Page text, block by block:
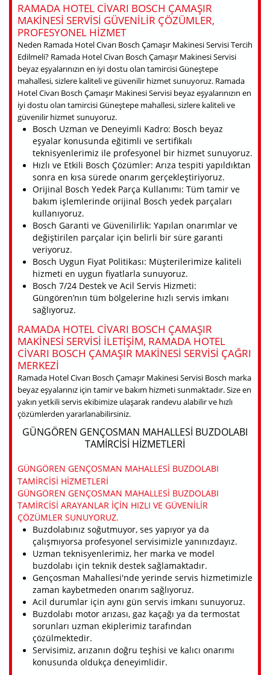
RAMADA HOTEL CIVARI BOSCH ÇAMAŞIR
MAKINESI SERVISI GÜVENILIR ÇÖZÜMLER,
PROFESYONEL HIZMET
Neden Ramada Hotel Civarı Bosch Çamaşır Makinesi Servisi Tercih
Edilmeli? Ramada Hotel Civarı Bosch Çamaşır Makinesi Servisi
beyaz eşyalarınızın en iyi dostu olan tamircisi Güneştepe
mahallesi, sizlere kaliteli ve güvenilir hizmet sunuyoruz. Ramada
Hotel Civarı Bosch Çamaşır Makinesi Servisi beyaz eşyalarınızın en
iyi dostu olan tamircisi Güneştepe mahallesi, sizlere kaliteli ve
güvenilir hizmet sunuyoruz.
Bosch Uzman ve Deneyimli Kadro: Bosch beyaz
eşyalar konusunda eğitimli ve sertifikalı
teknisyenlerimiz ile profesyonel bir hizmet sunuyoruz.
Hızlı ve Etkili Bosch Çözümler: Arıza tespiti yapıldıktan
sonra en kısa sürede onarım gerçekleştiriyoruz.
Orijinal Bosch Yedek Parça Kullanımı: Tüm tamir ve
bakım işlemlerinde orijinal Bosch yedek parçaları
kullanıyoruz.
Bosch Garanti ve Güvenilirlik: Yapılan onarımlar ve
değiştirilen parçalar için belirli bir süre garanti
veriyoruz.
Bosch Uygun Fiyat Politikası: Müşterilerimize kaliteli
hizmeti en uygun fiyatlarla sunuyoruz.
Bosch 7/24 Destek ve Acil Servis Hizmeti:
Güngören’nın tüm bölgelerine hızlı servis imkanı
sağlıyoruz.
RAMADA HOTEL CIVARI BOSCH ÇAMAŞIR
MAKINESI SERVISI ILETIŞIM, RAMADA HOTEL
CIVARI BOSCH ÇAMAŞIR MAKINESI SERVISI ÇAĞRI
MERKEZI
Ramada Hotel Civarı Bosch Çamaşır Makinesi Servisi Bosch marka
beyaz eşyalarınız için tamir ve bakım hizmeti sunmaktadır. Size en
yakın yetkili servis ekibimize ulaşarak randevu alabilir ve hızlı
çözümlerden yararlanabilirsiniz.
GÜNGÖREN GENÇOSMAN MAHALLESI BUZDOLABI
TAMIRCISI HIZMETLERI
GÜNGÖREN GENÇOSMAN MAHALLESI BUZDOLABI
TAMIRCISI HIZMETLERI
GÜNGÖREN GENÇOSMAN MAHALLESI BUZDOLABI
TAMIRCISI ARAYANLAR IÇIN HIZLI VE GÜVENILIR
ÇÖZÜMLER SUNUYORUZ.
Buzdolabınız soğutmuyor, ses yapıyor ya da
çalışmıyorsa profesyonel servisimizle yanınızdayız.
Uzman teknisyenlerimiz, her marka ve model
buzdolabı için teknik destek sağlamaktadır.
Gençosman Mahallesi'nde yerinde servis hizmetimizle
zaman kaybetmeden onarım sağlıyoruz.
Acil durumlar için aynı gün servis imkanı sunuyoruz.
Buzdolabı motor arızası, gaz kaçağı ya da termostat
sorunları uzman ekiplerimiz tarafından
çözülmektedir.
Servisimiz, arızanın doğru teşhisi ve kalıcı onarımı
konusunda oldukça deneyimlidir.